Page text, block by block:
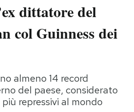
Moda
Consumismi
Media
Europa
dittatore del
col Guinness dei
almeno 14 record
del paese, considerato
repressivi al mondo